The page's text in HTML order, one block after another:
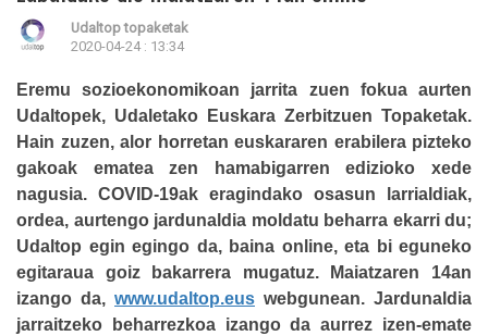
Udaltop topaketak
2020-04-24 : 13:34
Eremu sozioekonomikoan jarrita zuen fokua aurten
Udaltopek, Udaletako Euskara Zerbitzuen Topaketak.
Hain zuzen, alor horretan euskararen erabilera pizteko
gakoak ematea zen hamabigarren edizioko xede
nagusia. COVID-19ak eragindako osasun larrialdiak,
ordea, aurtengo jardunaldia moldatu beharra ekarri du;
Udaltop egin egingo da, baina online, eta bi eguneko
egitaraua goiz bakarrera mugatuz. Maiatzaren 14an
izango da, www.udaltop.eus webgunean. Jardunaldia
jarraitzeko beharrezkoa izango da aurrez izen-emate